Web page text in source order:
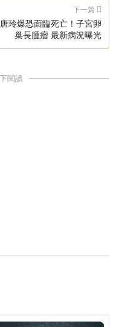
下一篇
唐玲爆恐面臨死亡！子宮卵
巢長腫瘤 最新病況曝光
閱讀